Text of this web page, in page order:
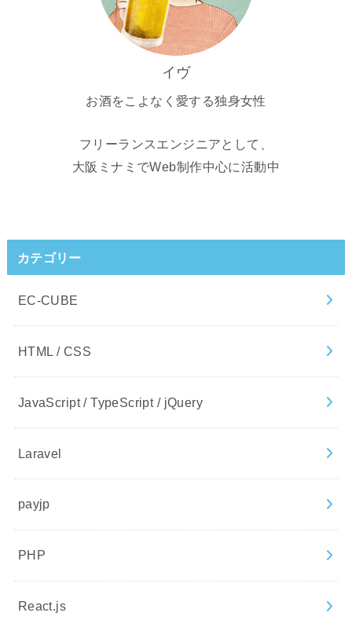
イヴ
お酒をこよなく愛する独身女性
フリーランスエンジニアとして、
大阪ミナミでWeb制作中心に活動中
カテゴリー
EC-CUBE
HTML / CSS
JavaScript / TypeScript / jQuery
Laravel
payjp
PHP
React.js